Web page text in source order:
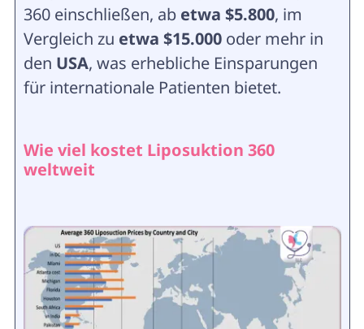
360 einschließen, ab etwa $5.800, im
Vergleich zu etwa $15.000oder mehr in
den USA, was erhebliche Einsparungen
für internationale Patienten bietet.
Wie viel kostet Liposuktion 360
weltweit